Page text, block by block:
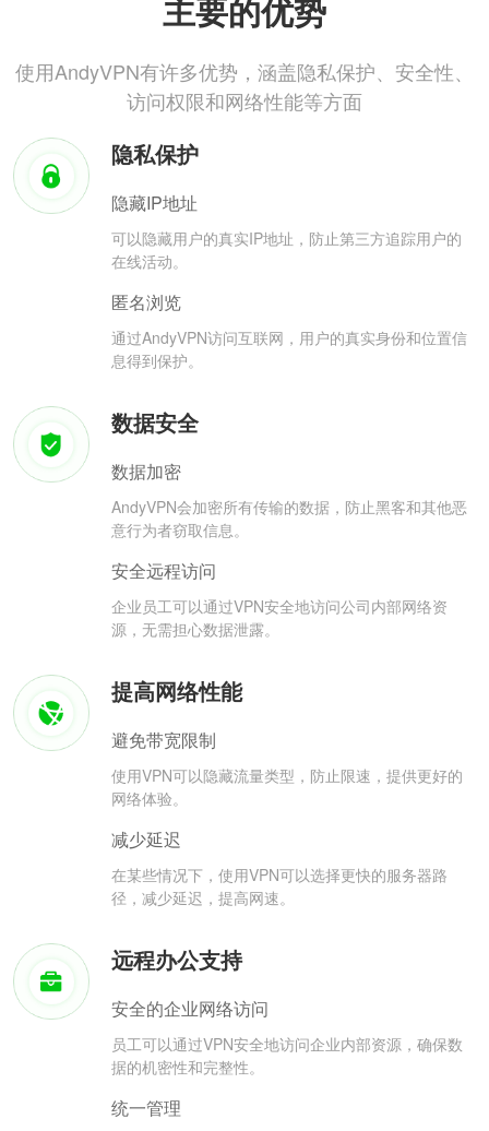
主要的优势
使用AndyVPN有许多优势，涵盖隐私保护、安全性、
访问权限和网络性能等方面
隐私保护
隐藏IP地址
可以隐藏用户的真实IP地址，防止第三方追踪用户的
在线活动。
匿名浏览
通过AndyVPN访问互联网，用户的真实身份和位置信
息得到保护。
数据安全
数据加密
AndyVPN会加密所有传输的数据，防止黑客和其他恶
意行为者窃取信息。
安全远程访问
企业员工可以通过VPN安全地访问公司内部网络资
源，无需担心数据泄露。
提高网络性能
避免带宽限制
使用VPN可以隐藏流量类型，防止限速，提供更好的
网络体验。
减少延迟
在某些情况下，使用VPN可以选择更快的服务器路
径，减少延迟，提高网速。
远程办公支持
安全的企业网络访问
员工可以通过VPN安全地访问企业内部资源，确保数
据的机密性和完整性。
统一管理